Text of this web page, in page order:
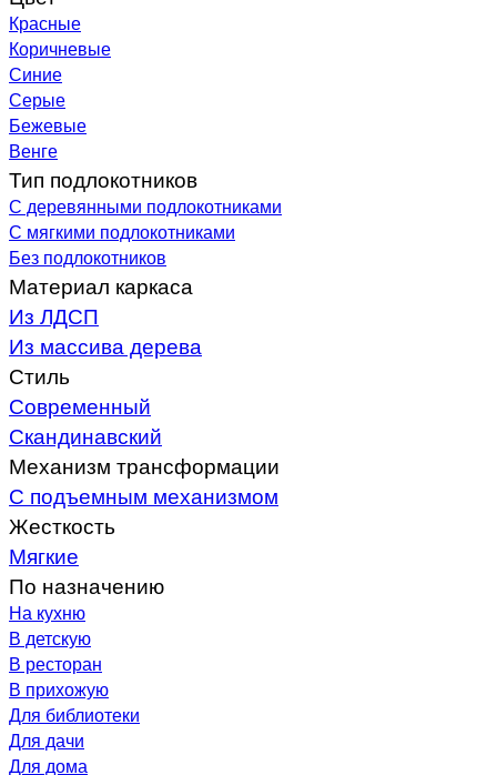
Красные
Коричневые
Синие
Серые
Бежевые
Венге
Тип подлокотников
С деревянными подлокотниками
С мягкими подлокотниками
Без подлокотников
Материал каркаса
Из ЛДСП
Из массива дерева
Стиль
Современный
Скандинавский
Механизм трансформации
С подъемным механизмом
Жесткость
Мягкие
По назначению
На кухню
В детскую
В ресторан
В прихожую
Для библиотеки
Для дачи
Для дома